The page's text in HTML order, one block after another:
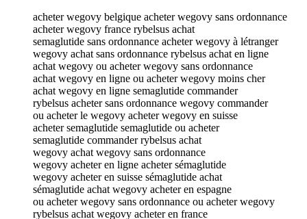
acheter wegovy belgique acheter wegovy sans ordonnance
acheter wegovy france rybelsus achat
semaglutide sans ordonnance acheter wegovy à létranger
wegovy achat sans ordonnance rybelsus achat en ligne
achat wegovy ou acheter wegovy sans ordonnance
achat wegovy en ligne ou acheter wegovy moins cher
achat wegovy en ligne semaglutide commander
rybelsus acheter sans ordonnance wegovy commander
ou acheter le wegovy acheter wegovy en suisse
acheter semaglutide semaglutide ou acheter
semaglutide commander rybelsus achat
wegovy achat wegovy sans ordonnance
wegovy acheter en ligne acheter sémaglutide
wegovy acheter en suisse sémaglutide achat
sémaglutide achat wegovy acheter en espagne
ou acheter wegovy sans ordonnance ou acheter wegovy
rybelsus achat wegovy acheter en france